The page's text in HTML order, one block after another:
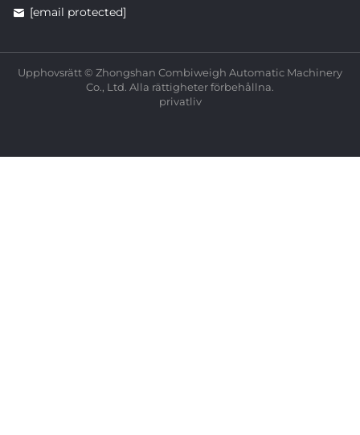
[email protected]
Upphovsrätt © Zhongshan Combiweigh Automatic Machinery
Co., Ltd. Alla rättigheter förbehållna.
privatliv